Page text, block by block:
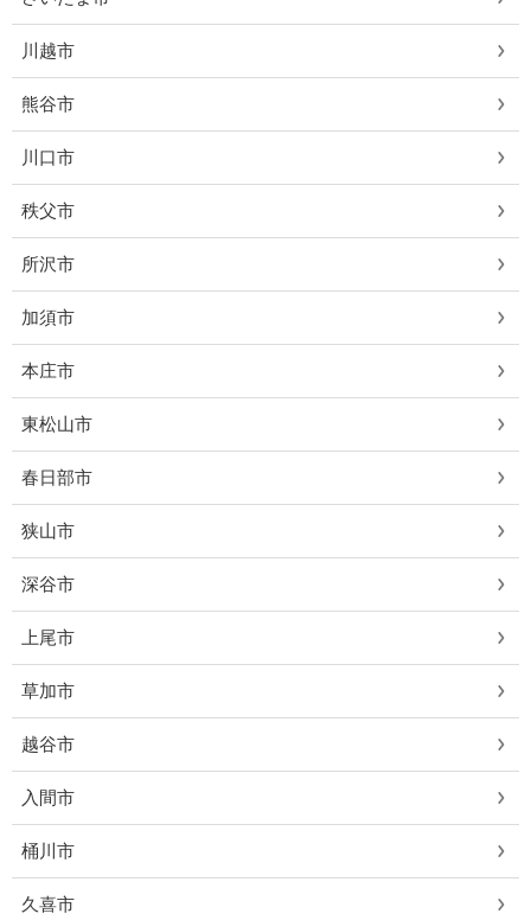
川越市
熊谷市
川口市
秩父市
所沢市
加須市
本庄市
東松山市
春日部市
狭山市
深谷市
上尾市
草加市
越谷市
入間市
桶川市
久喜市